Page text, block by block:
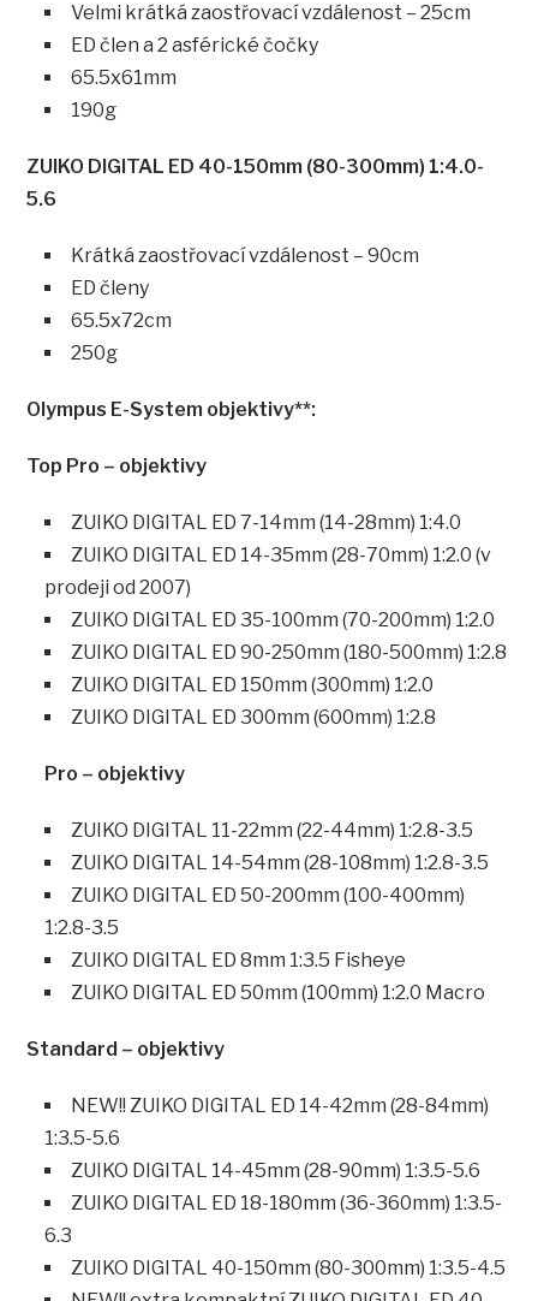
Velmi krátká zaostřovací vzdálenost – 25cm
ED člen a 2 asférické čočky
65.5x61mm
190g
ZUIKO DIGITAL ED 40-150mm (80-300mm) 1:4.0-
5.6
Krátká zaostřovací vzdálenost – 90cm
ED členy
65.5x72cm
250g
Olympus E-System objektivy**:
Top Pro – objektivy
ZUIKO DIGITAL ED 7-14mm (14-28mm) 1:4.0
ZUIKO DIGITAL ED 14-35mm (28-70mm) 1:2.0 (v
prodeji od 2007)
ZUIKO DIGITAL ED 35-100mm (70-200mm) 1:2.0
ZUIKO DIGITAL ED 90-250mm (180-500mm) 1:2.8
ZUIKO DIGITAL ED 150mm (300mm) 1:2.0
ZUIKO DIGITAL ED 300mm (600mm) 1:2.8
Pro – objektivy
ZUIKO DIGITAL 11-22mm (22-44mm) 1:2.8-3.5
ZUIKO DIGITAL 14-54mm (28-108mm) 1:2.8-3.5
ZUIKO DIGITAL ED 50-200mm (100-400mm)
1:2.8-3.5
ZUIKO DIGITAL ED 8mm 1:3.5 Fisheye
ZUIKO DIGITAL ED 50mm (100mm) 1:2.0 Macro
Standard – objektivy
NEW!! ZUIKO DIGITAL ED 14-42mm (28-84mm)
1:3.5-5.6
ZUIKO DIGITAL 14-45mm (28-90mm) 1:3.5-5.6
ZUIKO DIGITAL ED 18-180mm (36-360mm) 1:3.5-
6.3
ZUIKO DIGITAL 40-150mm (80-300mm) 1:3.5-4.5